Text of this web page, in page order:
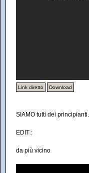
Link diretto Download
SIAMO tutti dei principianti...
EDIT :
da più vicino